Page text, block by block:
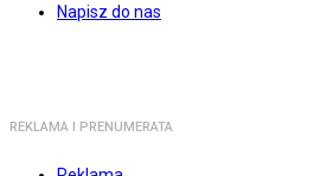
Napisz do nas
REKLAMA I PRENUMERATA